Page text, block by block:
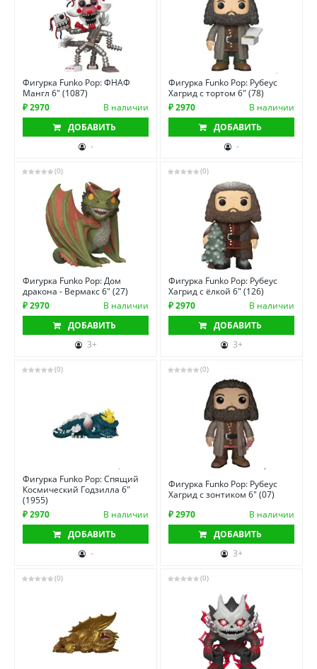
Фигурка Funko Pop: ФНАФ
Мангл 6" (1087)
₽ 2970
В наличии
ДОБАВИТЬ
-
Фигурка Funko Pop: Рубеус
Хагрид с тортом 6" (78)
₽ 2970
В наличии
ДОБАВИТЬ
-
(0)
Фигурка Funko Pop: Дом
дракона - Вермакс 6" (27)
₽ 2970
В наличии
ДОБАВИТЬ
3+
(0)
Фигурка Funko Pop: Рубеус
Хагрид с ёлкой 6" (126)
₽ 2970
В наличии
ДОБАВИТЬ
3+
(0)
Фигурка Funko Pop: Спящий
Космический Годзилла 6"
(1955)
₽ 2970
В наличии
ДОБАВИТЬ
-
(0)
Фигурка Funko Pop: Рубеус
Хагрид с зонтиком 6" (07)
₽ 2970
В наличии
ДОБАВИТЬ
3+
(0) (0)